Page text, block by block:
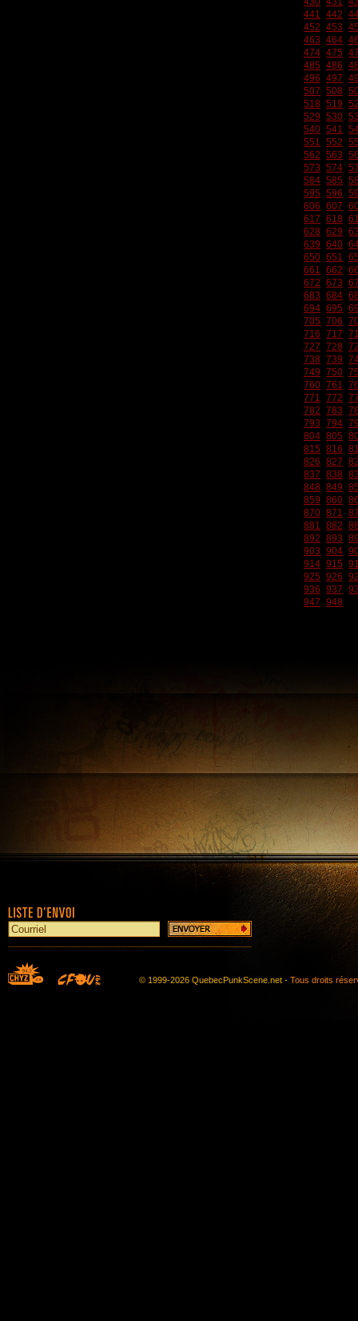
441 442
452 453
463 464
474 475
485 486
496 497
507 508
518 519
529 530
540 541
551 552
562 563
573 574
584 585
595 596
606 607
617 618
628 629
639 640
650 651
661 662
672 673
683 684
694 695
705 706
716 717
727 728
738 739
749 750
760 761
771 772
782 783
793 794
804 805
815 816
826 827
837 838
848 849
859 860
870 871
881 882
892 893
903 904
914 915
925 926
936 937
947 948
© 1999-2026 QuebecPunkScene.net - Tous droits